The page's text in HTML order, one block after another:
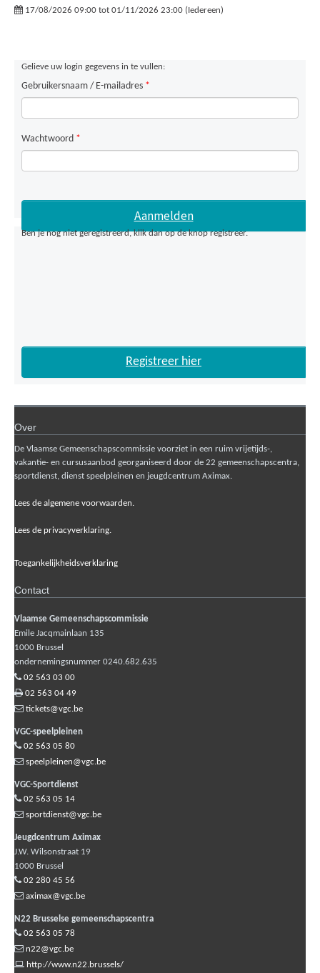
17/08/2026 09:00 tot 01/11/2026 23:00 (Iedereen)
Gelieve uw login gegevens in te vullen:
Gebruikersnaam / E-mailadres *
Wachtwoord *
Ben je nog niet geregistreerd, klik dan op de knop registreer.
Registreer hier
Over
De Vlaamse Gemeenschapscommissie voorziet in een ruim vrijetijds-,
vakantie- en cursusaanbod georganiseerd door de 22 gemeenschapscentra,
sportdienst, dienst speelpleinen en jeugdcentrum Aximax.
Lees de algemene voorwaarden.
Lees de privacyverklaring.
Toegankelijkheidsverklaring
Contact
Vlaamse Gemeenschapscommissie
Emile Jacqmainlaan 135
1000 Brussel
ondernemingsnummer 0240.682.635
02 563 03 00
02 563 04 49
tickets@vgc.be
VGC-speelpleinen
02 563 05 80
speelpleinen@vgc.be
VGC-Sportdienst
02 563 05 14
sportdienst@vgc.be
Jeugdcentrum Aximax
J.W. Wilsonstraat 19
1000 Brussel
02 280 45 56
aximax@vgc.be
N22 Brusselse gemeenschapscentra
02 563 05 78
n22@vgc.be
http://www.n22.brussels/